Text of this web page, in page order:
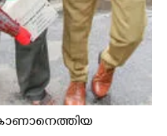
കാണാനെത്തിയ